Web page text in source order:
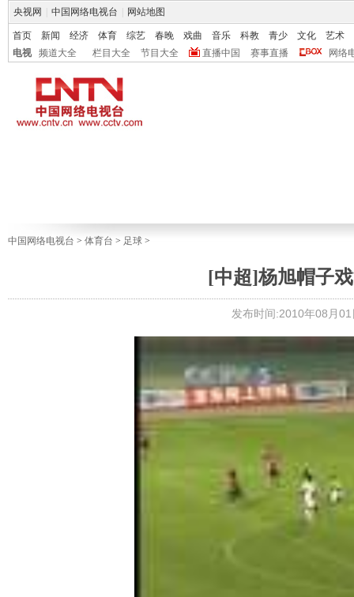
央视网 中国网络电视台 网站地图
首页 新闻 经济 体育 综艺 春晚 戏曲 音乐 科教 青少 文化
艺术
电视
频道大全 栏目大全 节目大全 直播中国 赛事直播 网络
中国网络电视台 > 体育台 > 足球 >
[中超]杨旭帽子
发布时间:2010年08月